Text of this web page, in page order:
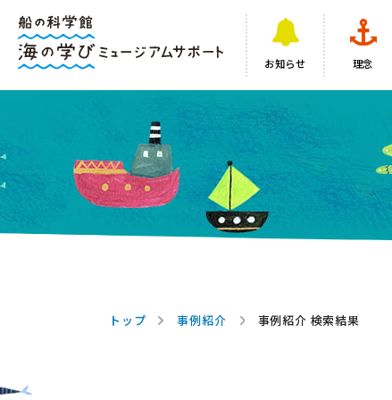
お知らせ 理念
トップ 事例紹介 事例紹介 検索結果